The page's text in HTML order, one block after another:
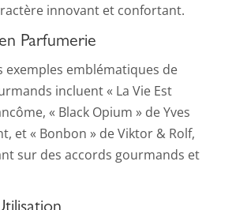
innovant et confortant.
Parfumerie
exemples emblématiques de
incluent « La Vie Est
« Black Opium » de Yves
et « Bonbon » de Viktor & Rolf,
sur des accords gourmands et